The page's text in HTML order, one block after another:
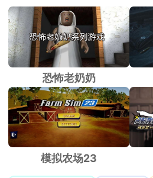
恐怖老奶奶
模拟农场23